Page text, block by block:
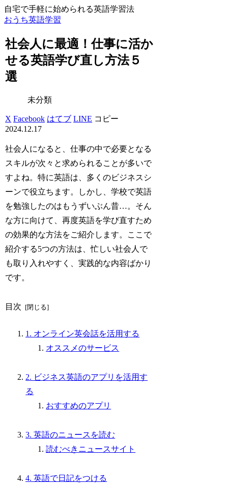
自宅で手軽に始められる英語学習法
おうち英語学習
社会人に最適！仕事に活か
せる英語学び直し方法５
選
未分類
X Facebook はてブ LINE コピー
2024.12.17
社会人になると、仕事の中で必要となる
スキルが次々と求められることが多いで
すよね。特に英語は、多くのビジネスシ
ーンで役立ちます。しかし、学校で英語
を勉強したのはもうずいぶん昔…。そん
な方に向けて、再度英語を学び直すため
の効果的な方法をご紹介します。ここで
紹介する5つの方法は、忙しい社会人で
も取り入れやすく、実践的な内容ばかり
です。
目次
1. オンライン英会話を活用する
オススメのサービス
2. ビジネス英語のアプリを活用す
る
おすすめのアプリ
3. 英語のニュースを読む
読むべきニュースサイト
4. 英語で日記をつける